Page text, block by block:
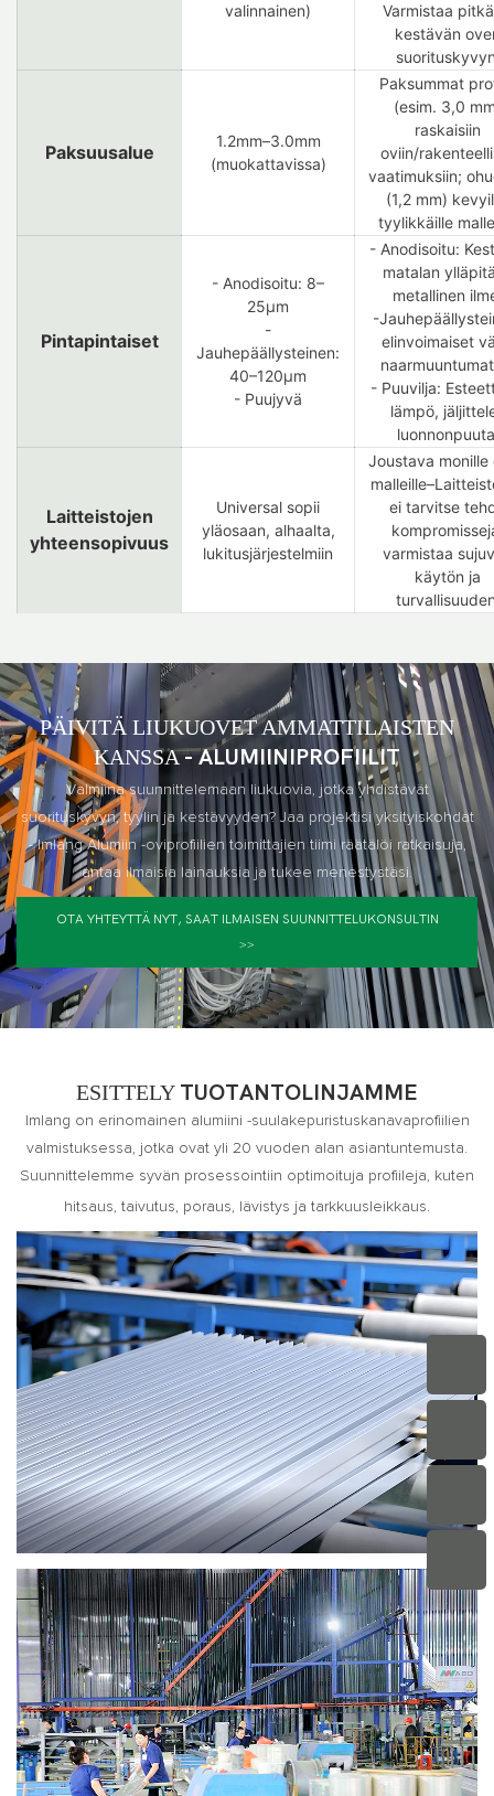
valinnainen)
Varmistaa
kestävän
Paksuusalue
1.2mm–3.0mm
(muokattavissa)
Paksummat
(esim. 3,0
raskaisiin
oviin/
vaatimuksiin;
(1,2 mm)
tyylikkäille
Pintapintaiset
- Anodisoitu: 8–
25μm
-
Jauhepäällysteinen:
40–120μm
- Puujyvä
- Anodisoitu:
matalan
metallinen
-
elinvoimaiset
- Puuvilja:
lämpö,
Laitteistojen
yhteensopivuus
Universal sopii
yläosaan, alhaalta,
lukitusjärjestelmiin
Joustava monille
ei tarvitse
varmistaa
käytön ja
PÄIVITÄ LIUKUOVET AMMATTILAISTEN
KANSSA- ALUMIINIPROFIILIT
Valmiina suunnittelemaan liukuovia, jotka yhdistävät
suorituskyvyn, tyylin ja kestävyyden? Jaa projektisi yksityiskohdat
- Imlang Alumiin -oviprofiilien toimittajien tiimi räätälöi ratkaisuja,
antaa ilmaisia ​​lainauksia ja tukee menestystäsi.
OTA YHTEYTTÄ NYT, SAAT ILMAISEN SUUNNITTELUKONSULTIN
>>
ESITTELY TUOTANTOLINJAMME
Imlang on erinomainen alumiini -suulakepuristuskanavaprofiilien
valmistuksessa, jotka ovat yli 20 vuoden alan asiantuntemusta.
Suunnittelemme syvän prosessointiin optimoituja profiileja, kuten
hitsaus, taivutus, poraus, lävistys ja tarkkuusleikkaus.